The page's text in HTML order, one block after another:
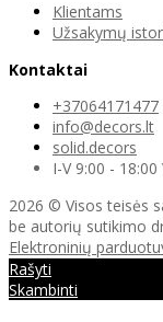
Klientams
Užsakymų
Kontaktai
+37064171477
info@decors.lt
solid.decors
I-V 9:00 -
2026 © Visos teisės
be autorių sutikimo
Elektroninių
Rašyti
Skambinti